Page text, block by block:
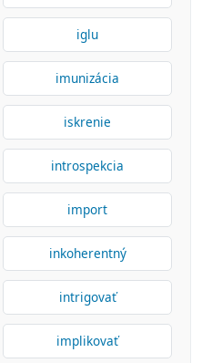
iglu
imunizácia
iskrenie
introspekcia
import
inkoherentný
intrigovať
implikovať